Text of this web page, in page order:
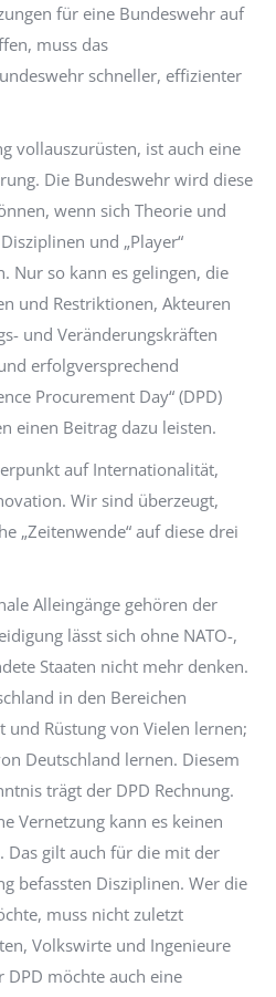
für eine Bundeswehr auf
muss das
schneller, effizienter
vollauszurüsten, ist auch eine
Die Bundeswehr wird diese
wenn sich Theorie und
und „Player“
Nur so kann es gelingen, die
und Restriktionen, Akteuren
und Veränderungskräften
erfolgversprechend
Procurement Day“ (DPD)
einen Beitrag dazu leisten.
auf Internationalität,
Wir sind überzeugt,
„Zeitenwende“ auf diese drei
Alleingänge gehören der
lässt sich ohne NATO-,
Staaten nicht mehr denken.
in den Bereichen
und Rüstung von Vielen lernen;
Deutschland lernen. Diesem
trägt der DPD Rechnung.
Vernetzung kann es keinen
Das gilt auch für die mit der
befassten Disziplinen. Wer die
muss nicht zuletzt
Volkswirte und Ingenieure
DPD möchte auch eine